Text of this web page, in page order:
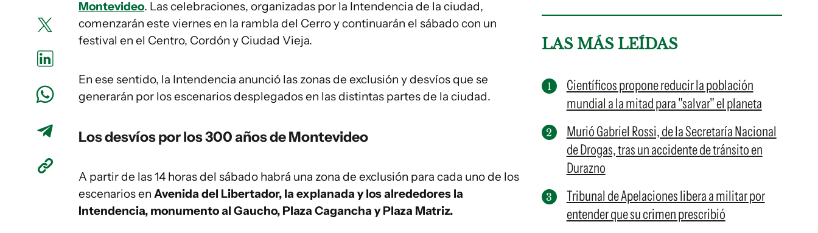
Montevideo. Las celebraciones, organizadas por la Intendencia de la ciudad,
comenzarán este viernes en la rambla del Cerro y continuarán el sábado con un
festival en el Centro, Cordón y Ciudad Vieja.
En ese sentido, la Intendencia anunció las zonas de exclusión y desvíos que se
generarán por los escenarios desplegados en las distintas partes de la ciudad.
Los desvíos por los 300 años de Montevideo
A partir de las 14 horas del sábado habrá una zona de exclusión para cada uno de los
escenarios en Avenida del Libertador, la explanada y los alrededores la
Intendencia, monumento al Gaucho, Plaza Cagancha y Plaza Matriz.
LAS MÁS LEÍDAS
Científicos propone reducir la población
mundial a la mitad para "salvar" el planeta
Murió Gabriel Rossi, de la Secretaría Nacional
de Drogas, tras un accidente de tránsito en
Durazno
Tribunal de Apelaciones libera a militar por
entender que su crimen prescribió